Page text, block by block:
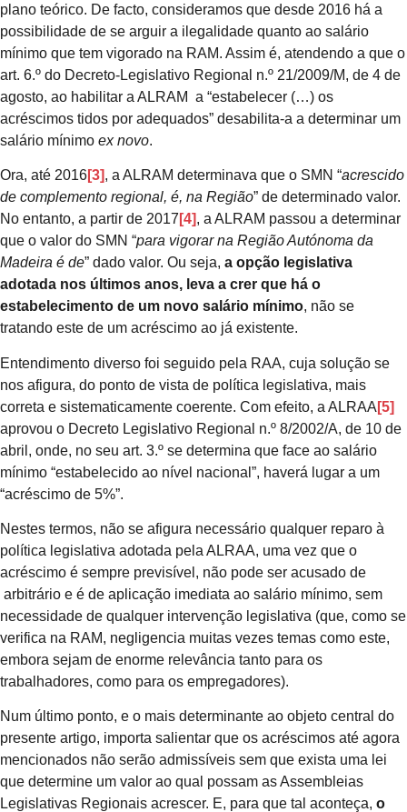
plano teórico. De facto, consideramos que desde 2016 há a
possibilidade de se arguir a ilegalidade quanto ao salário
mínimo que tem vigorado na RAM. Assim é, atendendo a que o
art. 6.º do Decreto-Legislativo Regional n.º 21/2009/M, de 4 de
agosto, ao habilitar a ALRAM a “estabelecer (…) os
acréscimos tidos por adequados” desabilita-a a determinar um
salário mínimo ex novo.
Ora, até 2016[3], a ALRAM determinava que o SMN “acrescido
de complemento regional, é, na Região” de determinado valor.
No entanto, a partir de 2017 [4], a ALRAM passou a determinar
que o valor do SMN “para vigorar na Região Autónoma da
Madeira é de” dado valor. Ou seja, a opção legislativa
adotada nos últimos anos, leva a crer que há o
estabelecimento de um novo salário mínimo, não se
tratando este de um acréscimo ao já existente.
Entendimento diverso foi seguido pela RAA, cuja solução se
nos afigura, do ponto de vista de política legislativa, mais
correta e sistematicamente coerente. Com efeito, a ALRAA [5]
aprovou o Decreto Legislativo Regional n.º 8/2002/A, de 10 de
abril, onde, no seu art. 3.º se determina que face ao salário
mínimo “estabelecido ao nível nacional”, haverá lugar a um
“acréscimo de 5%”.
Nestes termos, não se afigura necessário qualquer reparo à
política legislativa adotada pela ALRAA, uma vez que o
acréscimo é sempre previsível, não pode ser acusado de
arbitrário e é de aplicação imediata ao salário mínimo, sem
necessidade de qualquer intervenção legislativa (que, como se
verifica na RAM, negligencia muitas vezes temas como este,
embora sejam de enorme relevância tanto para os
trabalhadores, como para os empregadores).
Num último ponto, e o mais determinante ao objeto central do
presente artigo, importa salientar que os acréscimos até agora
mencionados não serão admissíveis sem que exista uma lei
que determine um valor ao qual possam as Assembleias
Legislativas Regionais acrescer. E, para que tal aconteça, o